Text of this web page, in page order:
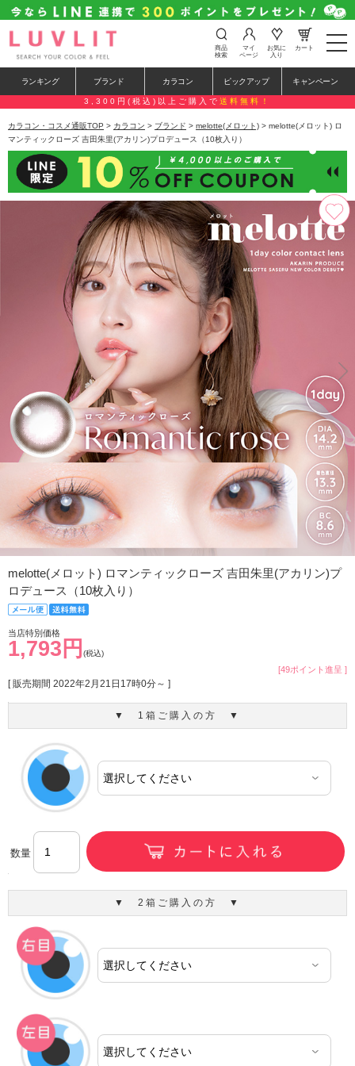
t
o
e
n
a
a
i
o
n
商品
検索
マイ
ページ
お気に
入り
カート
ランキング ブランド カラコン ピックアップ キャンペーン
3,300円(税込)以上ご購入で 送料無料！
カラコン・コスメ通販TOP > カラコン > ブランド > melotte(メロット) > melotte(メロット) ロ
マンティックローズ 吉田朱里(アカリン)プロデュース（10枚入り）
melotte(メロット) ロマンティックローズ 吉田朱里(アカリン)プ
ロデュース（10枚入り）
当店特別価格
1,793円 (税込)
[49ポイント進呈 ]
[ 販売期間 2022年2月21日17時0分～ ]
▼ 1箱ご購入の方 ▼
数量
▼ 2箱ご購入の方 ▼